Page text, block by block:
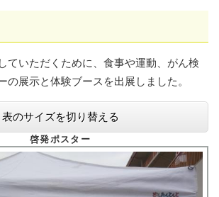
ていただくために、食事や運動、がん検
の展示と体験ブースを出展しました。
表のサイズを切り替える
啓発ポスター